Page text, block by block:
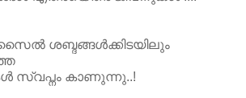
ശബ്ദങ്ങൾക്കിടയിലും
സ്വപ്നം കാണുന്നു..!